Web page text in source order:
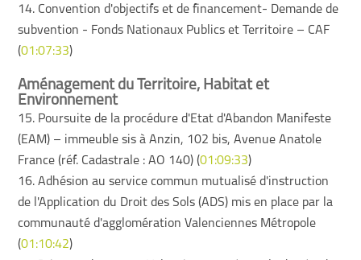
14. Convention d'objectifs et de financement- Demande de
subvention - Fonds Nationaux Publics et Territoire – CAF
(01:07:33)
Aménagement du Territoire, Habitat et
Environnement
15. Poursuite de la procédure d'Etat d'Abandon Manifeste
(EAM) – immeuble sis à Anzin, 102 bis, Avenue Anatole
France (réf. Cadastrale : AO 140) (01:09:33)
16. Adhésion au service commun mutualisé d'instruction
de l'Application du Droit des Sols (ADS) mis en place par la
communauté d'agglomération Valenciennes Métropole
(01:10:42)